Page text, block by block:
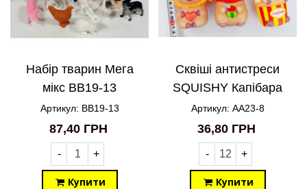
Набір тварин Мега
мікс BB19-13
Артикул: BB19-13
87,40 ГРН
- +
Купити
Сквіші антистреси
SQUISHY Капібара
AA23-8
Артикул: AA23-8
36,80 ГРН
- +
Купити